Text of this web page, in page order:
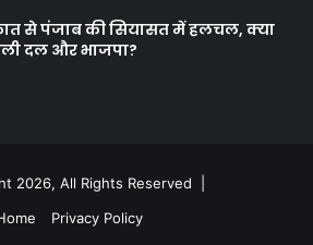
से पंजाब की सियासत में हलचल, क्या
दल और भाजपा?
2026, All Rights Reserved |
Privacy Policy